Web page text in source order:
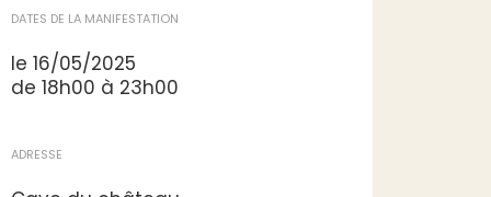
DATES DE LA MANIFESTATION
le 16/05/2025
de 18h00 à 23h00
ADRESSE